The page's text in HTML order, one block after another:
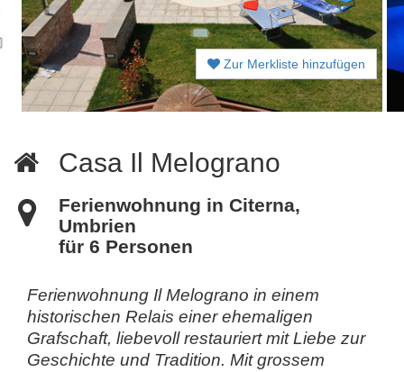
Zur Merkliste hinzufügen
Casa Il Melograno
Ferienwohnung in Citerna,
Umbrien
für 6 Personen
Ferienwohnung Il Melograno in einem
historischen Relais einer ehemaligen
Grafschaft, liebevoll restauriert mit Liebe zur
Geschichte und Tradition. Mit grossem